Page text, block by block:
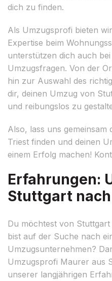
dich zu finden.
Als Umzugsprofi bieten
Expertise beim
unterstützen dich auch
Umzugsfragen. Von der
hin zur Auswahl des
dir, deinen Umzug von
und reibungslos zu
Also, lass uns gemeinsam
Triest finden und deinen
einem Erfolg machen!
Erfahrungen:
Stuttgart
Du möchtest von
bist auf der Suche nach
Umzugsunternehmen?
Umzugsprofi Maurer aus
unserer langjährigen